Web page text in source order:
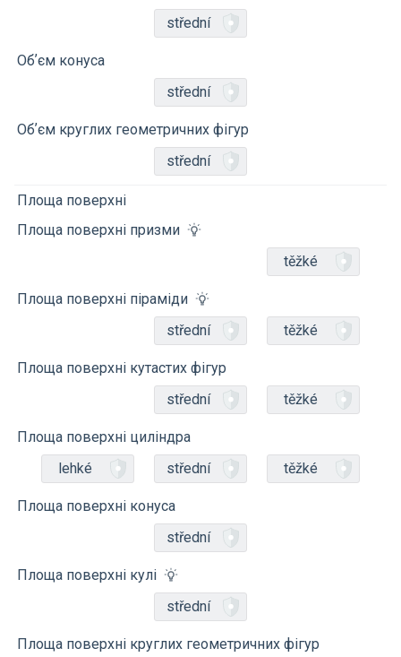
střední
Обʼєм конуса
střední
Обʼєм круглих геометричних фігур
střední
Площа поверхні
Площа поверхні призми
těžké
Площа поверхні піраміди
střední
těžké
Площа поверхні кутастих фігур
střední
těžké
Площа поверхні циліндра
lehké
střední těžké
Площа поверхні конуса
střední
Площа поверхні кулі
střední
Площа поверхні круглих геометричних фігур